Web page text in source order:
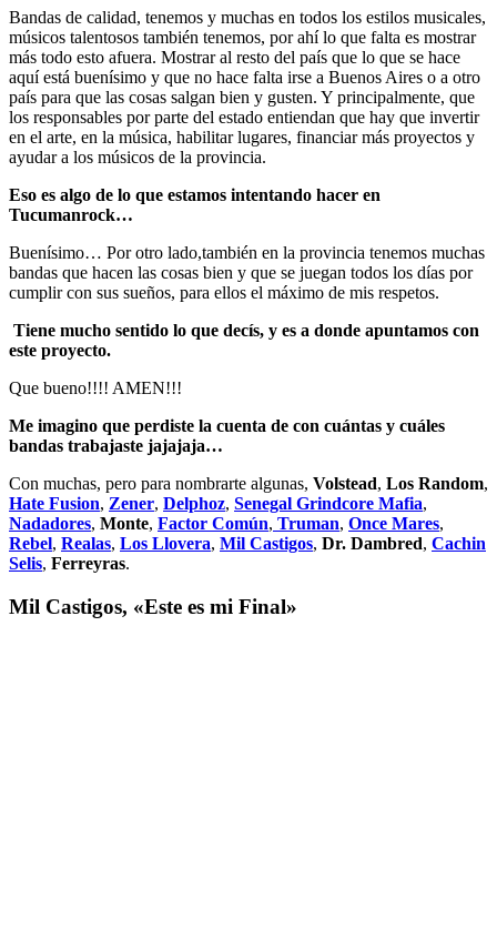
Bandas de calidad, tenemos y muchas en todos los estilos musicales,
músicos talentosos también tenemos, por ahí lo que falta es mostrar
más todo esto afuera. Mostrar al resto del país que lo que se hace
aquí está buenísimo y que no hace falta irse a Buenos Aires o a otro
país para que las cosas salgan bien y gusten. Y principalmente, que
los responsables por parte del estado entiendan que hay que invertir
en el arte, en la música, habilitar lugares, financiar más proyectos y
ayudar a los músicos de la provincia.
Eso es algo de lo que estamos intentando hacer en
Tucumanrock…
Buenísimo… Por otro lado,también en la provincia tenemos muchas
bandas que hacen las cosas bien y que se juegan todos los días por
cumplir con sus sueños, para ellos el máximo de mis respetos.
Tiene mucho sentido lo que decís, y es a donde apuntamos con
este proyecto.
Que bueno!!!! AMEN!!!
Me imagino que perdiste la cuenta de con cuántas y cuáles
bandas trabajaste jajajaja…
Con muchas, pero para nombrarte algunas, Volstead, Los Random,
Hate Fusion, Zener, Delphoz, Senegal Grindcore Mafia,
Nadadores, Monte, Factor Común, Truman, Once Mares,
Rebel, Realas, Los Llovera, Mil Castigos, Dr. Dambred, Cachin
Selis, Ferreyras.
Mil Castigos, «Este es mi Final»